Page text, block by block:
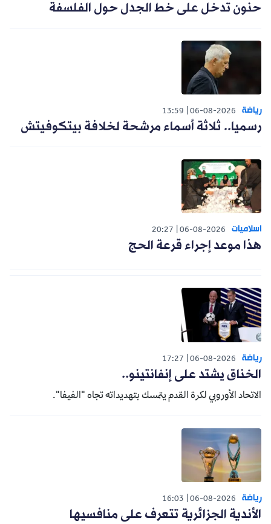
حنون تدخل على خط الجدل حول الفلسفة
رياضة 06-08-2026
13:59
رسميا.. ثلاثة أسماء مرشحة لخلافة بيتكوفيتش
اسلاميات 06-08-2026
20:27
هذا موعد إجراء قرعة الحج
رياضة 06-08-2026
17:27
الخناق يشتد على إنفانتينو..
الاتحاد الأوروبي لكرة القدم يتمسك بتهديداته تجاه "الفيفا".
رياضة 06-08-2026
16:03
الأندية الجزائرية تتعرف على منافسيها